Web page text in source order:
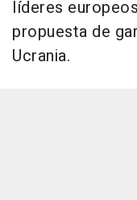
líderes
propuesta de
Ucrania.